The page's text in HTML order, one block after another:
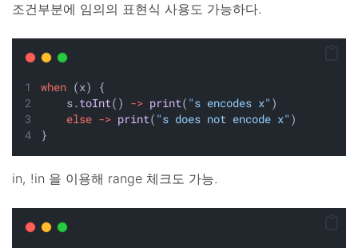
조건부분에 임의의 표현식 사용도 가능하다.
when (x) {
    s.
toInt() -> print( "s encodes x" )
else -> print( "s does not encode x" )
}
in, !in 을 이용해 range 체크도 가능.